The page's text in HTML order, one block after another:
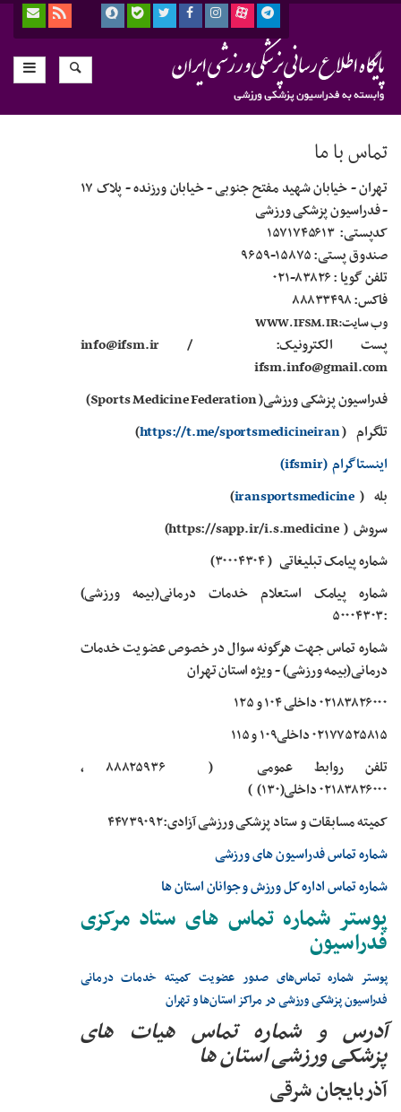
تماس با ما
تهران - خیابان شهید مفتح جنوبی - خیابان ورزنده - پلاک۱۷
-فدراسیون پزشکی ورزشی
کدپستی:۱۵۷۱۷۴۵۶۱۳
صندوق پستی:۹۶۵۹-۱۵۸۷۵
تلفن گویا :۰۲۱-۸۳۸۲۶
فاکس:۸۸۸۳۳۴۹۸
وب سایت:WWW.IFSM.IR
پست الکترونیک
: info@ifsm.ir /
ifsm.info@gmail.com
فدراسیون پزشکی ورزشی(Sports Medicine Federation)
تلگرام (
https://t.me/sportsmedicineiran
)
اینستاگرام(ifsmir)
بله (
iransportsmedicine
)
سروش (
https://sapp.ir/i.s.medicine
)
شماره پیامک تبلیغاتی (۳۰۰۰۴۳۰۴)
شماره پیامک استعلام خدمات درمانی(بیمه ورزشی)
:۵۰۰۰۴۳۰۳
شماره تماس جهت هرگونه سوال در خصوص عضویت خدمات
درمانی(بیمه ورزشی) - ویژه استان تهران
۰۲۱۸۳۸۲۶۰۰۰ داخلی ۱۰۴ و ۱۲۵
۰۲۱۷۷۵۲۵۸۱۵ داخلی۱۰۹ و ۱۱۵
تلفن روابط عمومی ( ۸۸۸۲۵۹۳۶ ,
۰۲۱۸۳۸۲۶۰۰۰داخلی(۱۳۰)
)
‌کمیته مسابقات و ستاد پزشکی ورزشی آزادی:۴۴۷۳۹۰۹۲
شماره تماس فدراسیون های ورزشی
شماره تماس اداره کل ورزش و جوانان استان ها
پوستر شماره تماس های ستاد مرکزی
فدراسیون
پوستر شماره تماس‌های صدور عضویت کمیته خدمات درمانی
فدراسیون پزشکی ورزشی در مراکز استان‌ها و تهران
آدرس و شماره تماس هیات های
پزشکی ورزشی استان ها
آذربایجان شرقی